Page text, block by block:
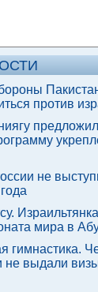
против
не
мира в
гимнастика.
не выдали